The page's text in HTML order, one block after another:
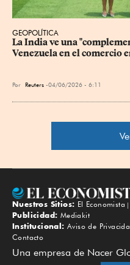
GEOPOLÍTICA
La India ve una
Venezuela en el comercio
Por Reuters 04/06/2026 - 6:11
Nuestros Sitios: El Economista
Publicidad: Mediakit
Institucional: Aviso de
Contacto
Una empresa de Nacer